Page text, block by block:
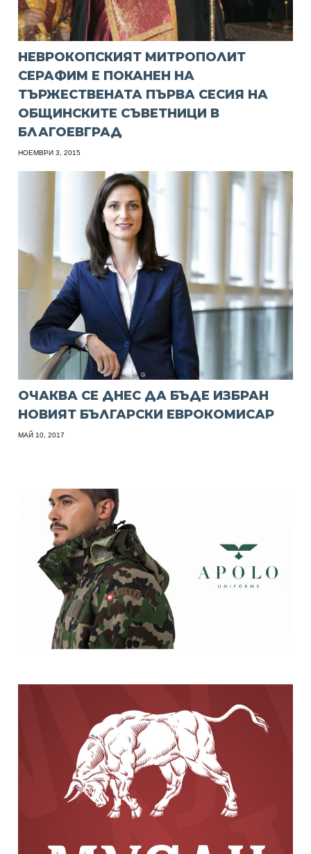
НЕВРОКОПСКИЯТ МИТРОПОЛИТ
СЕРАФИМ Е ПОКАНЕН НА
ТЪРЖЕСТВЕНАТА ПЪРВА СЕСИЯ НА
ОБЩИНСКИТЕ СЪВЕТНИЦИ В
БЛАГОЕВГРАД
НОЕМВРИ 3, 2015
ОЧАКВА СЕ ДНЕС ДА БЪДЕ ИЗБРАН
НОВИЯТ БЪЛГАРСКИ ЕВРОКОМИСАР
МАЙ 10, 2017